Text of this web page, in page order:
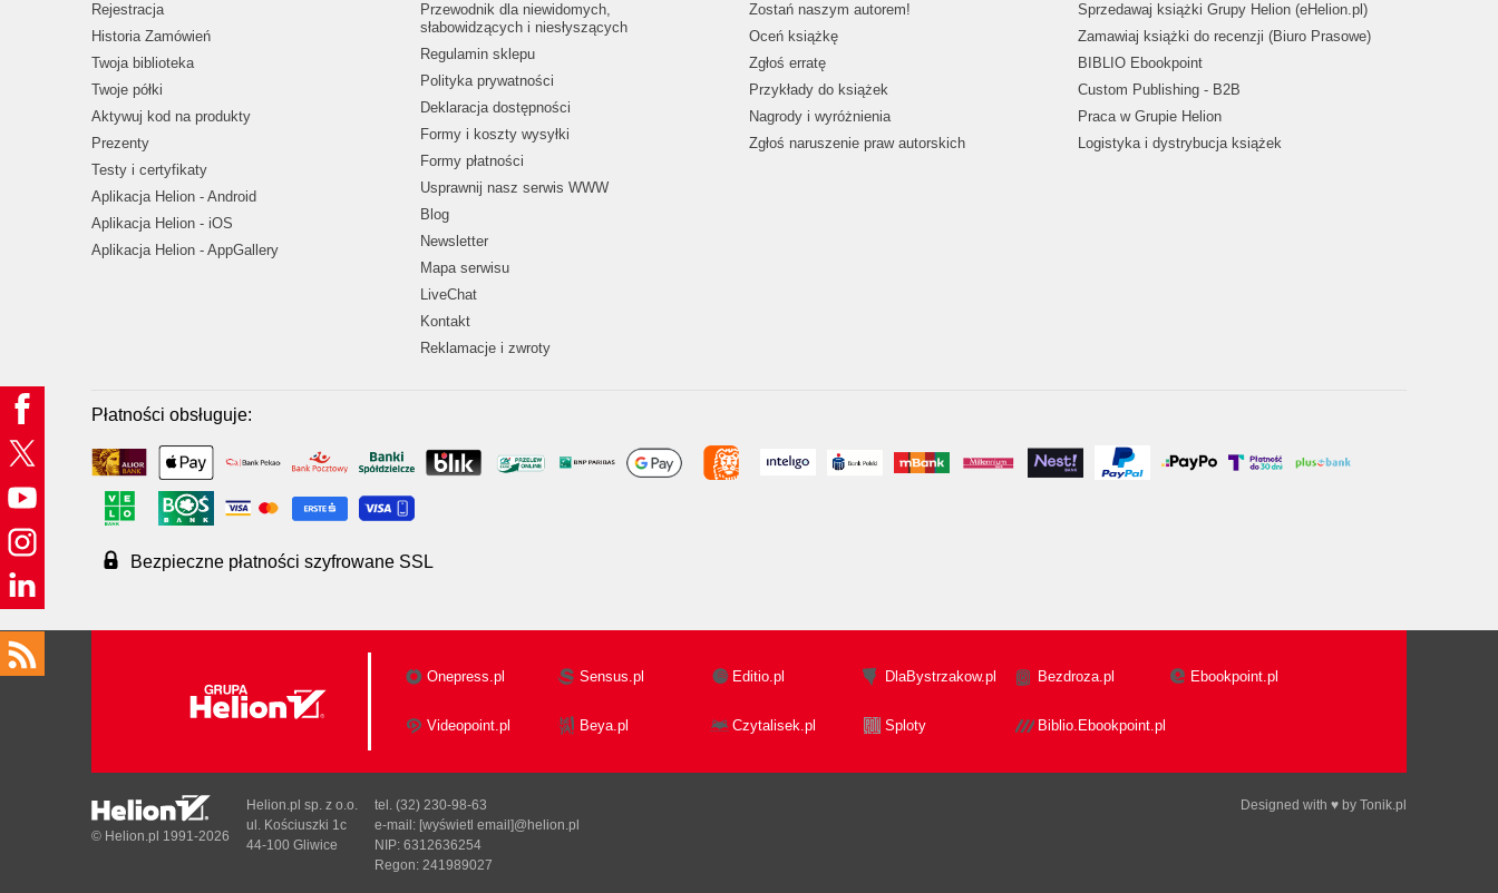
Rejestracja
Historia Zamówień
Twoja biblioteka
Twoje półki
Aktywuj kod na produkty
Prezenty
Testy i certyfikaty
Aplikacja Helion - Android
Aplikacja Helion - iOS
Aplikacja Helion - AppGallery
Przewodnik dla niewidomych,
słabowidzących i niesłyszących
Regulamin sklepu
Polityka prywatności
Deklaracja dostępności
Formy i koszty wysyłki
Formy płatności
Usprawnij nasz serwis WWW
Blog
Newsletter
Mapa serwisu
LiveChat
Kontakt
Reklamacje i zwroty
Zostań naszym autorem!
Oceń książkę
Zgłoś erratę
Przykłady do książek
Nagrody i wyróżnienia
Zgłoś naruszenie praw autorskich
Sprzedawaj książki Grupy Helion (eHelion.pl)
Zamawiaj książki do recenzji (Biuro Prasowe)
BIBLIO Ebookpoint
Custom Publishing - B2B
Praca w Grupie Helion
Logistyka i dystrybucja książek
Płatności obsługuje:
Bezpieczne płatności szyfrowane SSL
Onepress.pl Sensus.pl Editio.pl DlaBystrzakow.pl Bezdroza.pl Ebookpoint.pl
Videopoint.pl Beya.pl Czytalisek.pl Sploty Biblio.Ebookpoint.pl
Designed with ♥ by Tonik.pl
© Helion.pl 1991-2026
Helion.pl sp. z o.o.
ul. Kościuszki 1c
44-100 Gliwice
tel. (32) 230-98-63
e-mail: [wyświetl email]@helion.pl
NIP: 6312636254
Regon: 241989027